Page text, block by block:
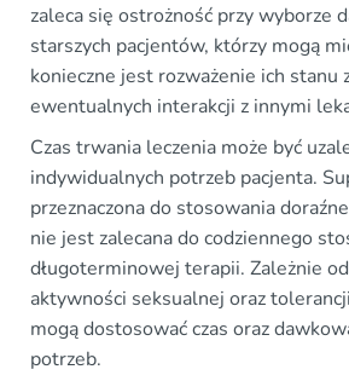
zaleca się ostrożność przy wyborze
starszych pacjentów, którzy mogą
konieczne jest rozważenie ich stanu
ewentualnych interakcji z innymi
Czas trwania leczenia może być
indywidualnych potrzeb pacjenta.
przeznaczona do stosowania
nie jest zalecana do codziennego
długoterminowej terapii. Zależnie
aktywności seksualnej oraz
mogą dostosować czas oraz
potrzeb.